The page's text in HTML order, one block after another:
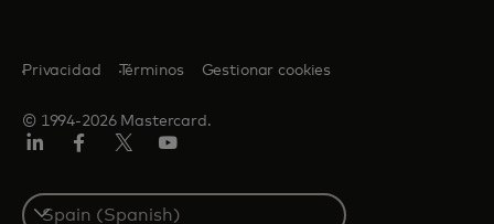
© 1994-2026 Mastercard.
Privacidad Términos Gestionar cookies
Select
a